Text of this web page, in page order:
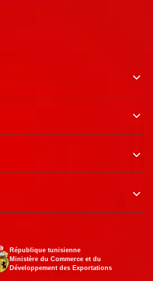
République tunisienne
Ministère du Commerce et du
Développement des Exportations